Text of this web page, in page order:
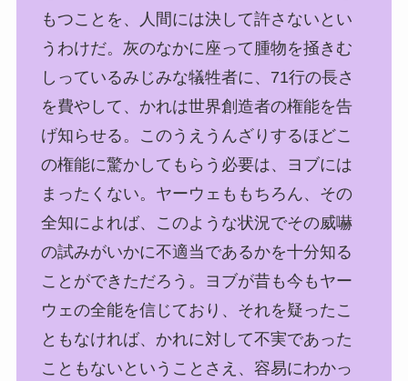
もつことを、人間には決して許さないとい
うわけだ。灰のなかに座って腫物を掻きむ
しっているみじみな犠牲者に、71行の長さ
を費やして、かれは世界創造者の権能を告
げ知らせる。このうえうんざりするほどこ
の権能に驚かしてもらう必要は、ヨブには
まったくない。ヤーウェももちろん、その
全知によれば、このような状況でその威嚇
の試みがいかに不適当であるかを十分知る
ことができただろう。ヨブが昔も今もヤー
ウェの全能を信じており、それを疑ったこ
ともなければ、かれに対して不実であった
こともないということさえ、容易にわかっ